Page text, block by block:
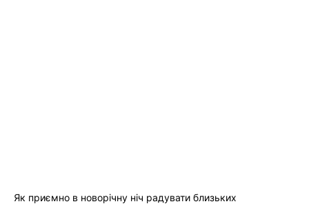
Як приємно в новорічну ніч радувати близьких